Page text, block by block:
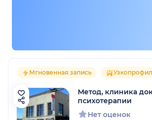
Мгновенная запись
Метод, клиника
психотерапии
Нет оценок